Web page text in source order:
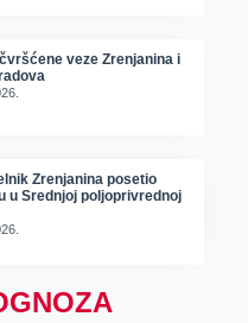
veze Zrenjanina i
Zrenjanina posetio
u Srednjoj poljoprivrednoj